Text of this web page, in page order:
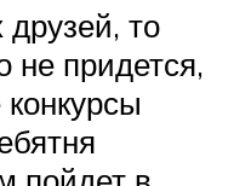
друзей, то
не придется,